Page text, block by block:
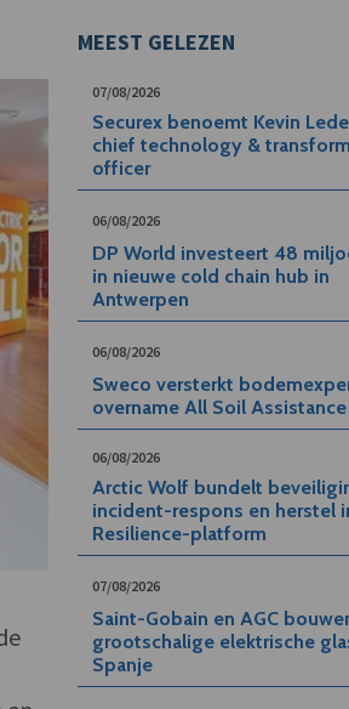
MEEST GELEZEN
07/08/2026
Securex benoemt Kevin
chief technology &
officer
06/08/2026
DP World investeert 48
in nieuwe cold chain hub in
Antwerpen
06/08/2026
Sweco versterkt
overname All Soil Assistance
06/08/2026
Arctic Wolf bundelt
incident-respons en herstel
Resilience-platform
07/08/2026
Saint-Gobain en AGC
grootschalige elektrische
Spanje